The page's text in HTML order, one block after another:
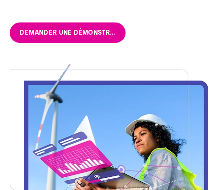
DEMANDER UNE DÉMONSTRATION RIVERBED